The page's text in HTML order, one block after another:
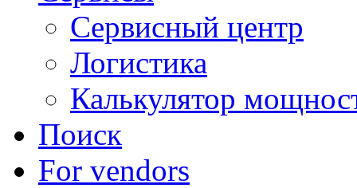
Сервисный центр
Логистика
Калькулятор
Поиск
For vendors